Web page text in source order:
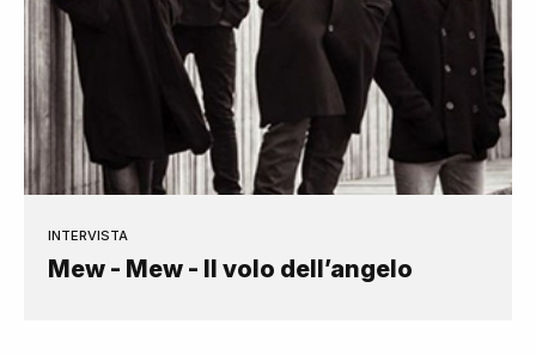
INTERVISTA
Mew - Mew - Il volo dell’angelo